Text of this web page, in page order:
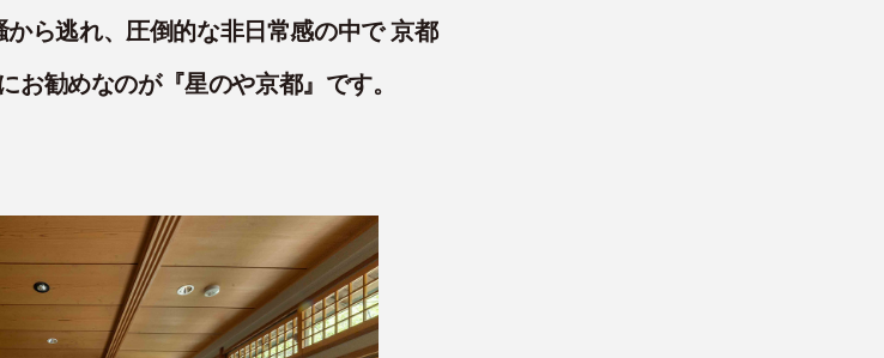
ら逃れ、圧倒的な非日常感の中で 京都
お勧めなのが『星のや京都』です。